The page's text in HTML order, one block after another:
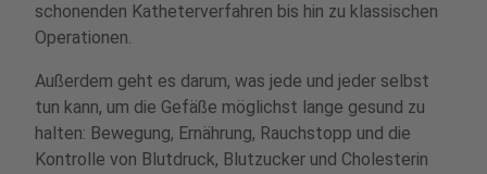
schonenden Katheterverfahren bis hin zu klassischen
Operationen.
Außerdem geht es darum, was jede und jeder selbst
tun kann, um die Gefäße möglichst lange gesund zu
halten: Bewegung, Ernährung, Rauchstopp und die
Kontrolle von Blutdruck, Blutzucker und Cholesterin